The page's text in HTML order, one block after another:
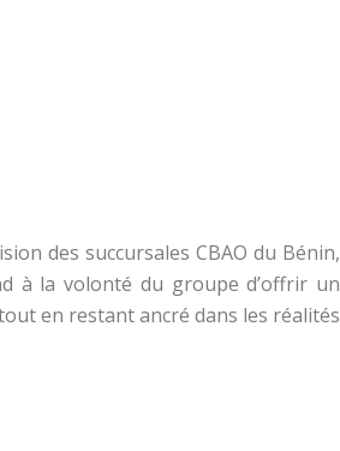
des succursales CBAO du Bénin,
à la volonté du groupe d’offrir un
en restant ancré dans les réalités